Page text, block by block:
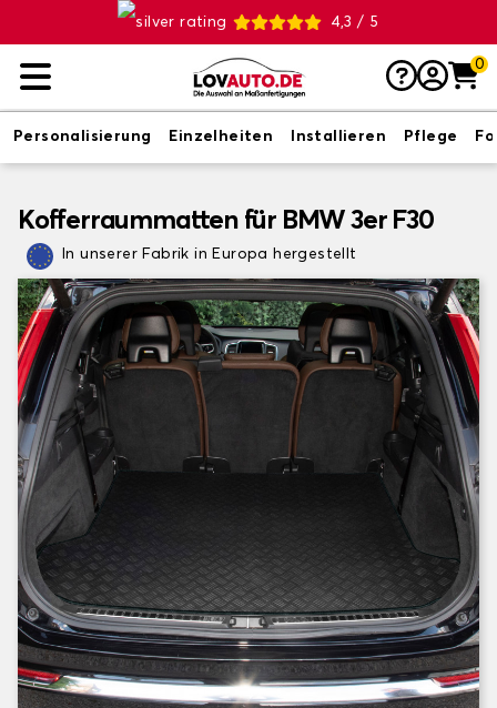
4,3 / 5
0
Personalisierung Einzelheiten Installieren Pflege
Kofferraummatten für BMW 3er F30
In unserer Fabrik in Europa hergestellt